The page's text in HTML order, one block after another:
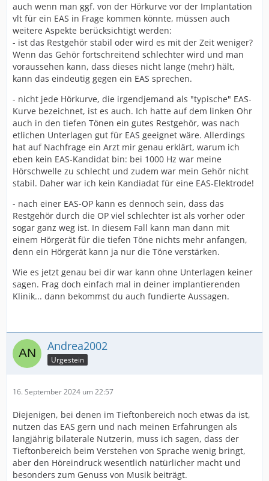
auch wenn man ggf. von der Hörkurve vor der Implantation
vlt für ein EAS in Frage kommen könnte, müssen auch
weitere Aspekte berücksichtigt werden:
- ist das Restgehör stabil oder wird es mit der Zeit weniger?
Wenn das Gehör fortschreitend schlechter wird und man
voraussehen kann, dass dieses nicht lange (mehr) hält,
kann das eindeutig gegen ein EAS sprechen.
- nicht jede Hörkurve, die irgendjemand als "typische" EAS-
Kurve bezeichnet, ist es auch. Ich hatte auf dem linken Ohr
auch in den tiefen Tönen ein gutes Restgehör, was nach
etlichen Unterlagen gut für EAS geeignet wäre. Allerdings
hat auf Nachfrage ein Arzt mir genau erklärt, warum ich
eben kein EAS-Kandidat bin: bei 1000 Hz war meine
Hörschwelle zu schlecht und zudem war mein Gehör nicht
stabil. Daher war ich kein Kandiadat für eine EAS-Elektrode!
- nach einer EAS-OP kann es dennoch sein, dass das
Restgehör durch die OP viel schlechter ist als vorher oder
sogar ganz weg ist. In diesem Fall kann man dann mit
einem Hörgerät für die tiefen Töne nichts mehr anfangen,
denn ein Hörgerät kann ja nur die Töne verstärken.
Wie es jetzt genau bei dir war kann ohne Unterlagen keiner
sagen. Frag doch einfach mal in deiner implantierenden
Klinik... dann bekommst du auch fundierte Aussagen.
Andrea2002
Urgestein
16. September 2024 um 22:57
Diejenigen, bei denen im Tieftonbereich noch etwas da ist,
nutzen das EAS gern und nach meinen Erfahrungen als
langjährig bilaterale Nutzerin, muss ich sagen, dass der
Tieftonbereich beim Verstehen von Sprache wenig bringt,
aber den Höreindruck wesentlich natürlicher macht und
besonders zum Genuss von Musik beiträgt.